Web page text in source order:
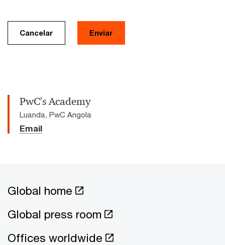
Cancelar Enviar
PwC's Academy
Luanda, PwC Angola
Email
Global home
Global press room
Offices worldwide